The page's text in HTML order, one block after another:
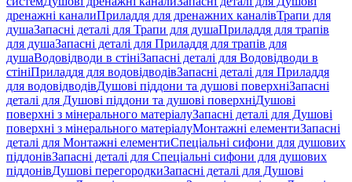
дренажні каналиПриладдя для дренажних каналівТрапи для
душаЗапасні деталі для Трапи для душаПриладдя для трапів
для душаЗапасні деталі для Приладдя для трапів для
душаВодовідводи в стініЗапасні деталі для Водовідводи в
стініПриладдя для водовідводівЗапасні деталі для Приладдя
для водовідводівДушові піддони та душові поверхніЗапасні
деталі для Душові піддони та душові поверхніДушові
поверхні з мінерального матеріалуЗапасні деталі для Душові
поверхні з мінерального матеріалуМонтажні елементиЗапасні
деталі для Монтажні елементиСпеціальні сифони для душових
піддонівЗапасні деталі для Спеціальні сифони для душових
піддонівДушові перегородкиЗапасні деталі для Душові